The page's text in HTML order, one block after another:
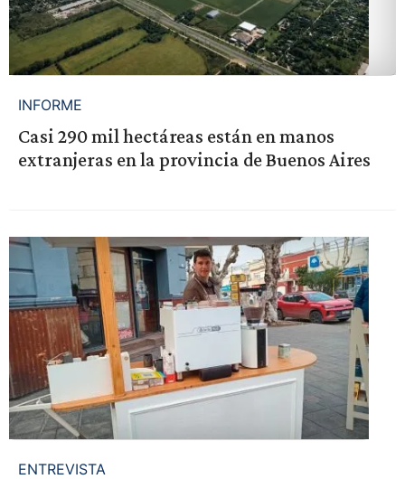
INFORME
Casi 290 mil hectáreas están en manos
extranjeras en la provincia de Buenos Aires
ENTREVISTA